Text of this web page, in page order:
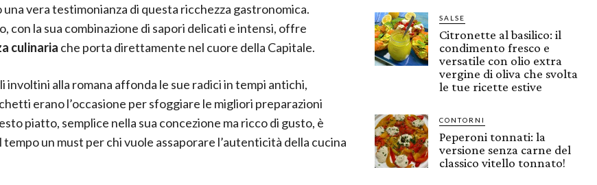
una vera testimonianza di questa ricchezza gastronomica.
con la sua combinazione di sapori delicati e intensi, offre
culinaria che porta direttamente nel cuore della Capitale.
involtini alla romana affonda le sue radici in tempi antichi,
erano l’occasione per sfoggiare le migliori preparazioni
piatto, semplice nella sua concezione ma ricco di gusto, è
un must per chi vuole assaporare l’autenticità della cucina
SALSE
Citronette al basilico: il
condimento fresco e
versatile con olio extra
vergine di oliva che svolta
le tue ricette estive
CONTORNI
Peperoni tonnati: la
versione senza carne del
classico vitello tonnato!